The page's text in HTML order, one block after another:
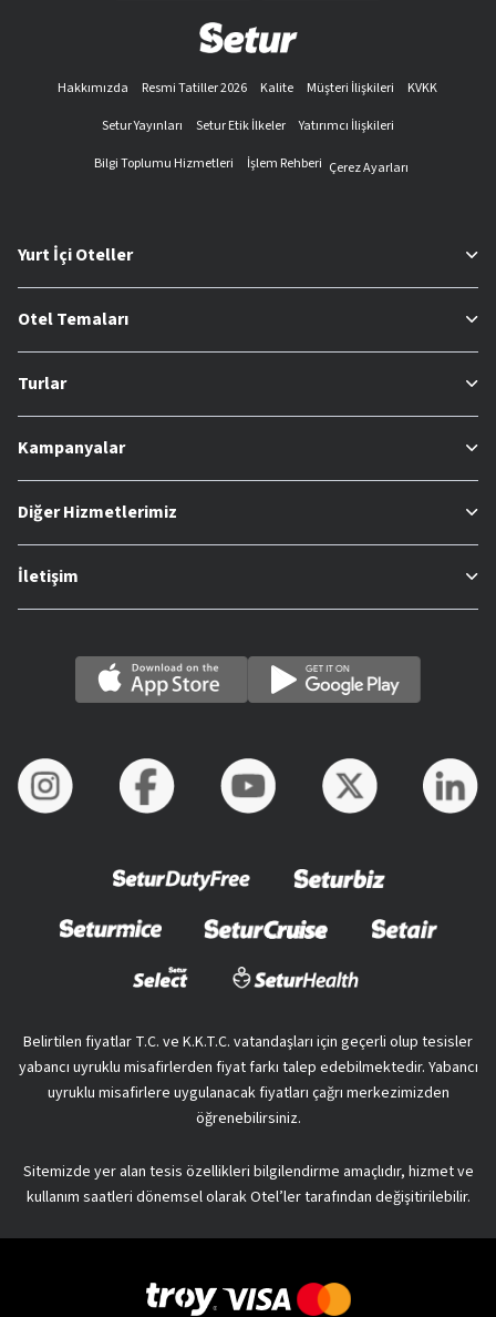
Hakkımızda Resmi Tatiller 2026 Kalite Müşteri İlişkileri
KVKK
Setur Yayınları
Setur Etik İlkeler
Yatırımcı İlişkileri
Bilgi Toplumu Hizmetleri
İşlem Rehberi Çerez Ayarları
Yurt İçi Oteller
Otel Temaları
Turlar
Kampanyalar
Diğer Hizmetlerimiz
İletişim
Belirtilen fiyatlar T.C. ve K.K.T.C. vatandaşları için geçerli olup tesisler
yabancı uyruklu misafirlerden fiyat farkı talep edebilmektedir. Yabancı
uyruklu misafirlere uygulanacak fiyatları çağrı merkezimizden
öğrenebilirsiniz.
Sitemizde yer alan tesis özellikleri bilgilendirme amaçlıdır, hizmet ve
kullanım saatleri dönemsel olarak Otel’ler tarafından değişitirilebilir.